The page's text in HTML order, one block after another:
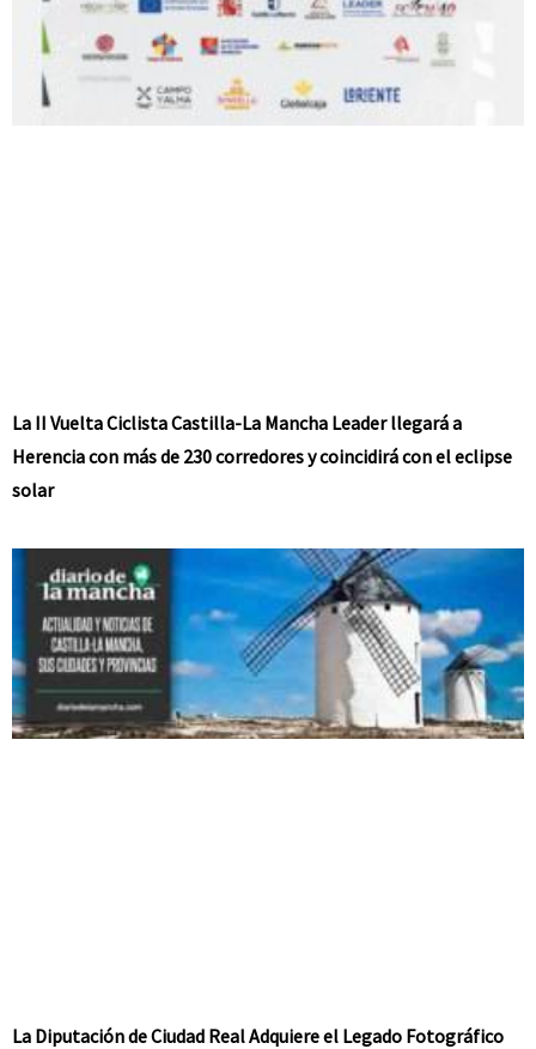
La II Vuelta Ciclista Castilla-La Mancha Leader llegará a
Herencia con más de 230 corredores y coincidirá con el eclipse
solar
La Diputación de Ciudad Real Adquiere el Legado Fotográfico